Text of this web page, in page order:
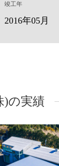
竣工年
2016年05月
)の実績